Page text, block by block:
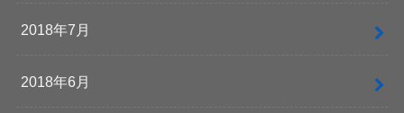
2018年7月
2018年6月